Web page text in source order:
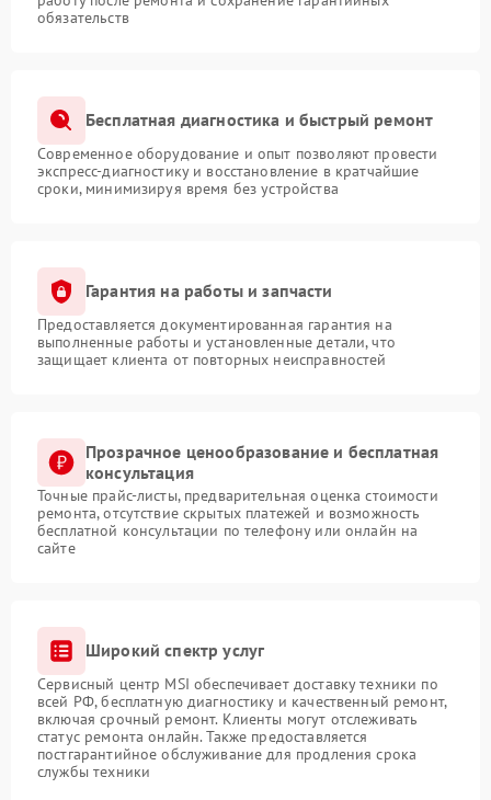
обязательств
Бесплатная диагностика и быстрый ремонт
Современное оборудование и опыт позволяют провести
экспресс-диагностику и восстановление в кратчайшие
сроки, минимизируя время без устройства
Гарантия на работы и запчасти
Предоставляется документированная гарантия на
выполненные работы и установленные детали, что
защищает клиента от повторных неисправностей
Прозрачное ценообразование и бесплатная
консультация
Точные прайс-листы, предварительная оценка стоимости
ремонта, отсутствие скрытых платежей и возможность
бесплатной консультации по телефону или онлайн на
сайте
Широкий спектр услуг
Сервисный центр MSI обеспечивает доставку техники по
всей РФ, бесплатную диагностику и качественный ремонт,
включая срочный ремонт. Клиенты могут отслеживать
статус ремонта онлайн. Также предоставляется
постгарантийное обслуживание для продления срока
службы техники